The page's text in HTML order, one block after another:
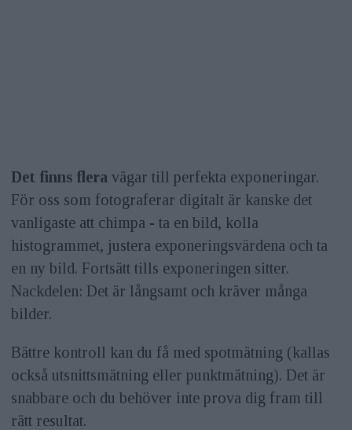
Det finns flera vägar till perfekta exponeringar.
För oss som fotograferar digitalt är kanske det
vanligaste att chimpa - ta en bild, kolla
histogrammet, justera exponeringsvärdena och ta
en ny bild. Fortsätt tills exponeringen sitter.
Nackdelen: Det är långsamt och kräver många
bilder.
Bättre kontroll kan du få med spotmätning (kallas
också utsnittsmätning eller punktmätning). Det är
snabbare och du behöver inte prova dig fram till
rätt resultat.